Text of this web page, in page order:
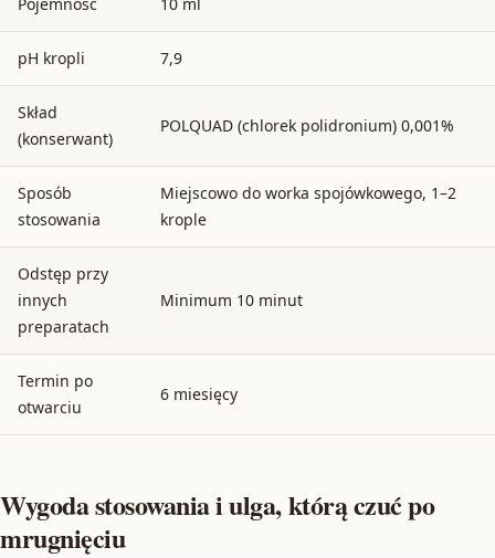
pH kropli 7,9
Skład
(konserwant)
POLQUAD (chlorek polidronium) 0,001%
Sposób
stosowania
Miejscowo do worka spojówkowego, 1–2
krople
Odstęp przy
innych
preparatach
Minimum 10 minut
Termin po
otwarciu
6 miesięcy
Wygoda stosowania i ulga, którą czuć po
mrugnięciu